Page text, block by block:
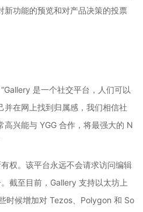
新功能的预览和对产品决策的投票
是一个社交平台，人们可以
并在网上找到归属感，我们相信社
高兴能与 YGG 合作，将最强大的 N
权。该平台永远不会请求访问编辑
截至目前，Gallery 支持以太坊上
时候增加对 Tezos、Polygon 和 So